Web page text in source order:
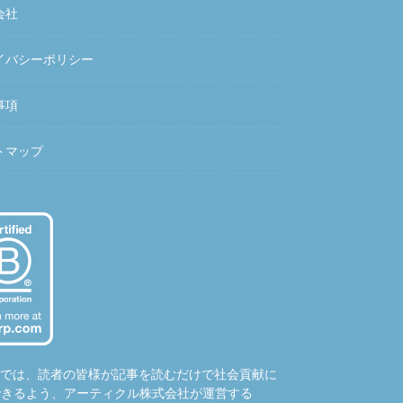
社
バシーポリシー
項
マップ
は、読者の皆様が記事を読むだけで社会貢献に
るよう、アーティクル株式会社が運営する